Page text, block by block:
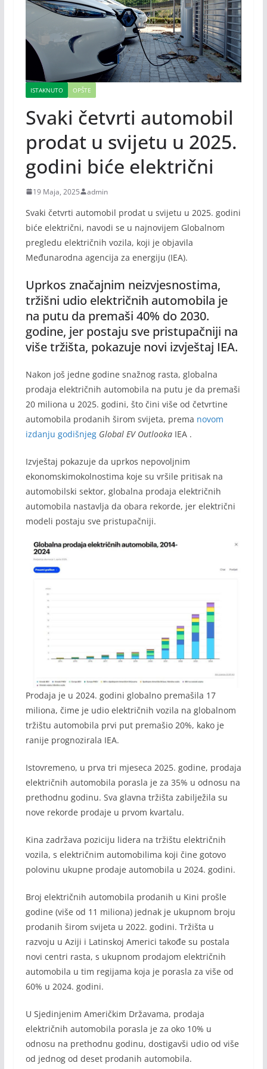
ISTAKNUTO OPŠTE
Svaki četvrti automobil
prodat u svijetu u 2025.
godini biće električni
19 Maja, 2025 admin
Svaki četvrti automobil prodat u svijetu u 2025. godini
biće električni, navodi se u najnovijem Globalnom
pregledu električnih vozila, koji je objavila
Međunarodna agencija za energiju (IEA).
Uprkos značajnim neizvjesnostima,
tržišni udio električnih automobila je
na putu da premaši 40% do 2030.
godine, jer postaju sve pristupačniji na
više tržišta, pokazuje novi izvještaj IEA.
Nakon još jedne godine snažnog rasta, globalna
prodaja električnih automobila na putu je da premaši
20 miliona u 2025. godini, što čini više od četvrtine
automobila prodanih širom svijeta, prema novom
izdanju godišnjeg Global EV OutlookaIEA .
Izvještaj pokazuje da uprkos nepovoljnim
ekonomskimokolnostima koje su vršile pritisak na
automobilski sektor, globalna prodaja električnih
automobila nastavlja da obara rekorde, jer električni
modeli postaju sve pristupačniji.
Prodaja je u 2024. godini globalno premašila 17
miliona, čime je udio električnih vozila na globalnom
tržištu automobila prvi put premašio 20%, kako je
ranije prognozirala IEA.
Istovremeno, u prva tri mjeseca 2025. godine, prodaja
električnih automobila porasla je za 35% u odnosu na
prethodnu godinu. Sva glavna tržišta zabilježila su
nove rekorde prodaje u prvom kvartalu.
Kina zadržava poziciju lidera na tržištu električnih
vozila, s električnim automobilima koji čine gotovo
polovinu ukupne prodaje automobila u 2024. godini.
Broj električnih automobila prodanih u Kini prošle
godine (više od 11 miliona) jednak je ukupnom broju
prodanih širom svijeta u 2022. godini. Tržišta u
razvoju u Aziji i Latinskoj Americi takođe su postala
novi centri rasta, s ukupnom prodajom električnih
automobila u tim regijama koja je porasla za više od
60% u 2024. godini.
U Sjedinjenim Američkim Državama, prodaja
električnih automobila porasla je za oko 10% u
odnosu na prethodnu godinu, dostigavši ​​udio od više
od jednog od deset prodanih automobila.